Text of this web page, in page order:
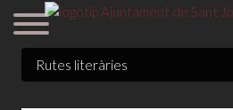
Rutes literàries